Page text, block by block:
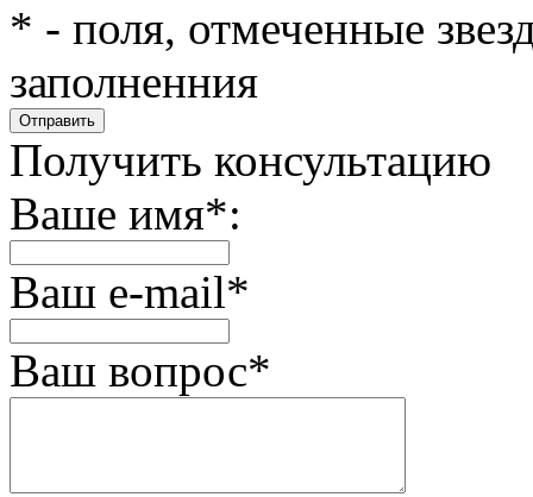
* - поля, отмеченные
заполненния
Получить консультацию
Ваше имя*:
Ваш e-mail*
Ваш вопрос*